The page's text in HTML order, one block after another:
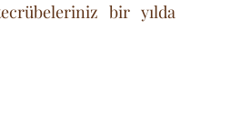
bir yılda